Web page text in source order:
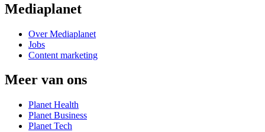
Mediaplanet
Over Mediaplanet
Jobs
Content marketing
Meer van ons
Planet Health
Planet Business
Planet Tech